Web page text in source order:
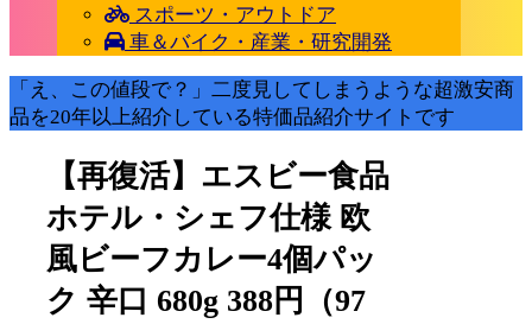
スポーツ・アウトドア
車＆バイク・産業・研究開発
「え、この値段で？」二度見してしまうような超激安商
品を20年以上紹介している特価品紹介サイトです
【再復活】エスビー食品
ホテル・シェフ仕様 欧
風ビーフカレー4個パッ
ク 辛口 680g 388円（97